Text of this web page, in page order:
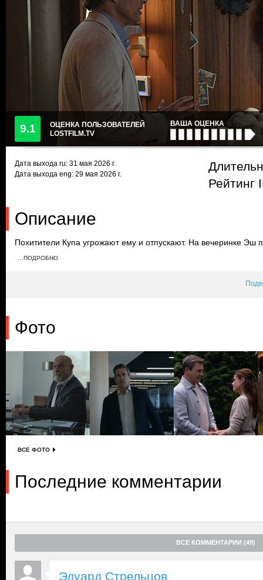
9.1
ОЦЕНКА ПОЛЬЗОВАТЕЛЕЙ
LOSTFILM.TV
ВАША ОЦЕНКА
Дата выхода ru: 31 мая 2026 г.
Дата выхода eng: 29 мая 2026 г.
Рейтинг
Описание
Похитители Купа угрожают ему и отпускают. На вечеринке Эш
и отрицает причастность к похищению Купа. Джек предлагает
…ПОДРОБНО
Фото
ВСЕ ФОТО
Последние комментарии
ВСЕ КОММЕНТАРИИ (49)
Эдуард Стрельцов